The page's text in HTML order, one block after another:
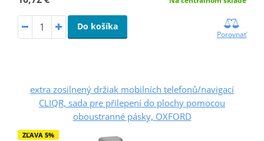
Do košíka
Porovnať
extra zosilnený držiak mobilních telefonů/navigací
CLIQR, sada pre přilepení do plochy pomocou
oboustranné pásky, OXFORD
ZĽAVA 5%